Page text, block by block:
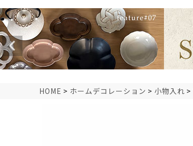
HOME ホームデコレーション 小物入れ